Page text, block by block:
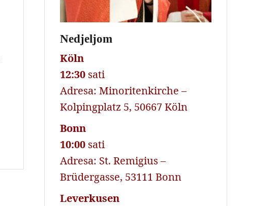
Nedjeljom
Köln
12:30 sati
Adresa: Minoritenkirche –
Kolpingplatz 5, 50667 Köln
Bonn
10:00 sati
Adresa: St. Remigius –
Brüdergasse, 53111 Bonn
Leverkusen